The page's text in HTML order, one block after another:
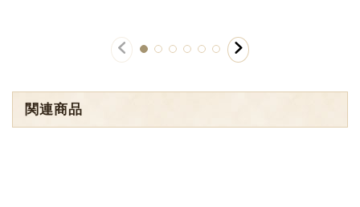
関連商品